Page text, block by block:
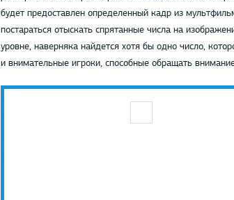
будет предоставлен определенный кадр из
постараться отыскать спрятанные числа на
уровне, наверняка найдется хотя бы одно число,
и внимательные игроки, способные обращать